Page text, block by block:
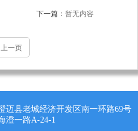
下一篇： 暂无内容
一页
迈县老城经济开发区南一环路69号
澄一路A-24-1